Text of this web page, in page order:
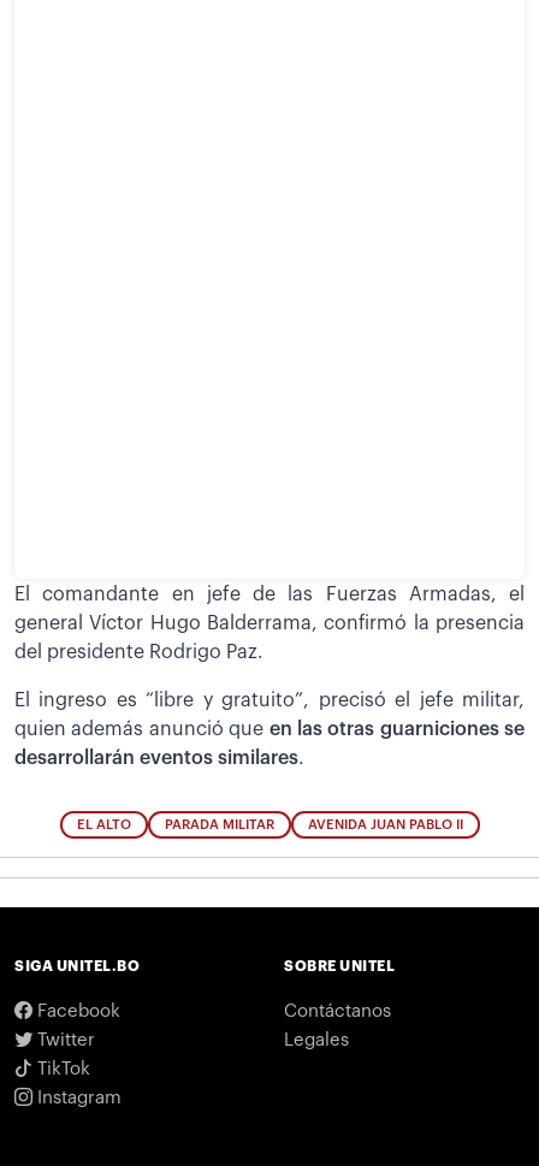
El comandante en jefe de las Fuerzas Armadas, el
general Víctor Hugo Balderrama, confirmó la presencia
del presidente Rodrigo Paz.
El ingreso es “libre y gratuito”, precisó el jefe militar,
quien además anunció que en las otras guarniciones se
desarrollarán eventos similares.
EL ALTO PARADA MILITAR AVENIDA JUAN PABLO II
SIGA UNITEL.BO
Facebook
Twitter
TikTok
Instagram
SOBRE UNITEL
Contáctanos
Legales